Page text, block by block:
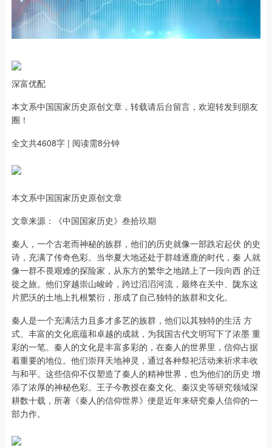
深富优配
本文系中国国家历史原创文章，转载请后台留言，欢迎转发到朋友
圈！
全文共4608字 | 阅读需8分钟
本文系中国国家历史原创文章
文章来源：《中国国家历史》叁拾玖期
秦人，一个古老而神秘的族群，他们的历史就像一部跌宕起伏 的史
诗，充满了传奇色彩。当华夏大地还处于群雄逐鹿的时代，秦 人就
像一群不畏艰难的探险家，从东方的繁华之地踏上了一段向西 的迁
徙之旅。他们穿越崇山峻岭，跨过滔滔河流，最终在关中、陇东这
片肥沃的土地上扎根繁衍，形成了自己独特的族群和文化。
秦人是一个充满活力且多才多艺的族群，他们以其独特的生活 方
式、丰富的文化底蕴和卓越的成就，为我国古代文明写下了浓墨 重
彩的一笔。秦人的文化是丰富多彩的，在秦人的世界里，信仰占据
着重要的地位。他们崇拜天地神灵，通过各种祭祀活动来祈求丰收
与和平。这些信仰不仅塑造了秦人的精神世界，也为他们的历史 增
添了浓厚的神秘色彩。王子今教授在秦文化、秦汉史等研究领域深
耕数十载，所著《秦人的信仰世界》便是近年来研究秦人信仰的一
部力作。